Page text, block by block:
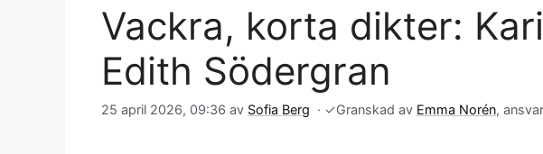
Vackra, korta dikter:
Edith Södergran
25 april 2026, 09:36 av Sofia Berg · ✓Granskad av Emma Norén,